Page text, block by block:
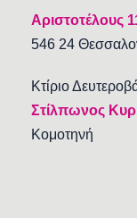
Αριστοτέλους
546 24
Κτίριο
Στίλπωνος
Κομοτηνή